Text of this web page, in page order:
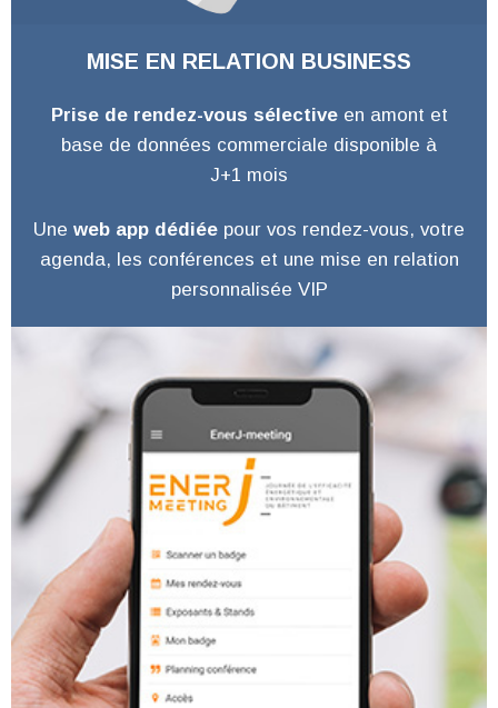
MISE EN RELATION BUSINESS
Prise de rendez-vous sélectiveen amont et
base de données commerciale disponible à
J+1 mois
Une web app dédiée pour vos rendez-vous, votre
agenda, les conférences et une mise en relation
personnalisée VIP